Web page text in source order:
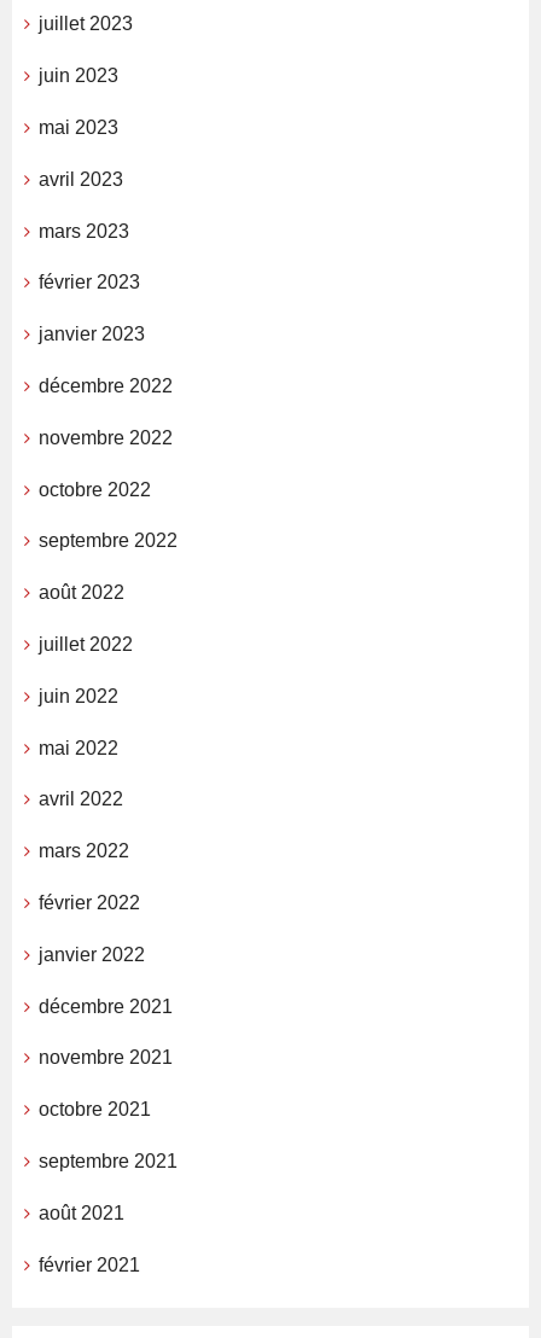
juillet 2023
juin 2023
mai 2023
avril 2023
mars 2023
février 2023
janvier 2023
décembre 2022
novembre 2022
octobre 2022
septembre 2022
août 2022
juillet 2022
juin 2022
mai 2022
avril 2022
mars 2022
février 2022
janvier 2022
décembre 2021
novembre 2021
octobre 2021
septembre 2021
août 2021
février 2021